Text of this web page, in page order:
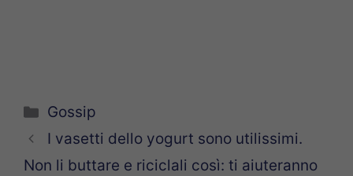
Categorie
Gossip
I vasetti dello yogurt sono utilissimi.
Non li buttare e riciclali così: ti aiuteranno